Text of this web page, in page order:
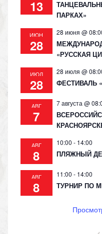
13
ПАРКАХ»
ИЮН
28
28 июня @
«РУССКАЯ
ИЮЛ
28
28 июля @
ФЕСТИВАЛЬ
АВГ
7
7 августа @
АВГ
8
10:00 - 14:00
ПЛЯЖНЫЙ
АВГ
8
11:00 - 14:00
ТУРНИР ПО